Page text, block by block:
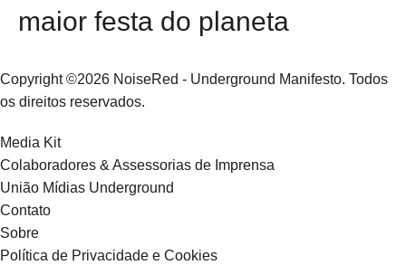
maior festa do planeta
Copyright ©2026 NoiseRed - Underground Manifesto. Todos
os direitos reservados.
Media Kit
Colaboradores & Assessorias de Imprensa
União Mídias Underground
Contato
Sobre
Política de Privacidade e Cookies